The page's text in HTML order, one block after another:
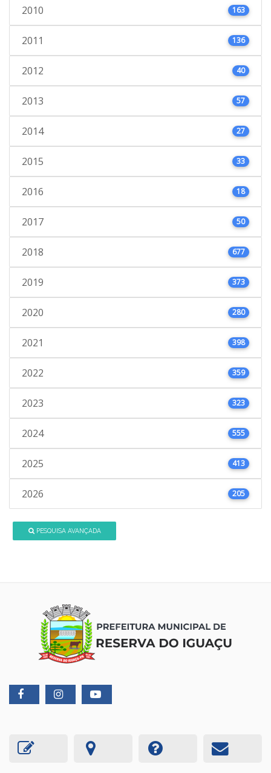
2010 163
2011 136
2012 40
2013 57
2014 27
2015 33
2016 18
2017 50
2018 677
2019 373
2020 280
2021 398
2022 359
2023 323
2024 555
2025 413
2026 205
PESQUISA AVANÇADA